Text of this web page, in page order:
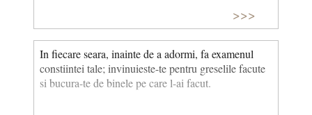
>>>
In fiecare seara, inainte de a adormi, fa examenul
constiintei tale; invinuieste-te pentru greselile facute
si bucura-te de binele pe care l-ai facut.